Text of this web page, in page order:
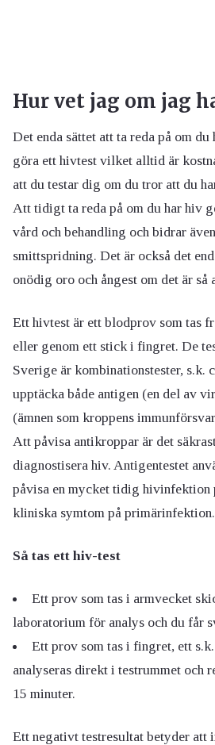
Hur vet jag om jag
Det enda sättet att ta reda på om
göra ett hivtest vilket alltid är
att du testar dig om du tror att du
Att tidigt ta reda på om du har hiv
vård och behandling och bidrar
smittspridning. Det är också det
onödig oro och ångest om det är så
Ett hivtest är ett blodprov som tas
eller genom ett stick i fingret. De
Sverige är kombinationstester, s.k.
upptäcka både antigen (en del av
(ämnen som kroppens
Att påvisa antikroppar är det
diagnostisera hiv. Antigentestet
påvisa en mycket tidig hivinfektion
kliniska symtom på primärinfektion.
Så tas ett hiv-test
Ett prov som tas i armvecket
laboratorium för analys och du får
Ett prov som tas i fingret, ett
analyseras direkt i testrummet och
15 minuter.
Ett negativt testresultat betyder att